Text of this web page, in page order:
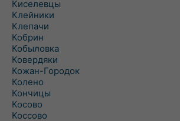
Киселевцы
Клейники
Клепачи
Кобрин
Кобыловка
Ковердяки
Кожан-Городок
Колено
Кончицы
Косово
Коссово